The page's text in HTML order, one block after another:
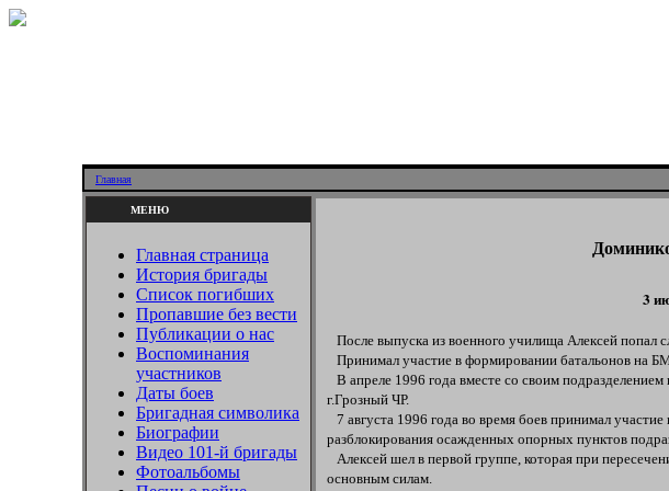
Главная
МЕНЮ
Главная страница
История бригады
Список погибших
Пропавшие без вести
Публикации о нас
Воспоминания
участников
Даты боев
Бригадная символика
Биографии
Видео 101-й бригады
Фотоальбомы
3
После выпуска из военного училища Алексей
Принимал участие в формировании батальонов на
В апреле 1996 года вместе со своим
г.Грозный ЧР.
7 августа 1996 года во время боев принимал
разблокирования осажденных опорных пунктов
Алексей шел в первой группе, которая при
основным силам.